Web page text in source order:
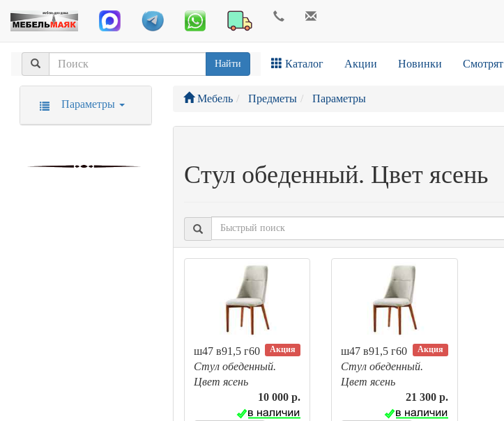
Найти Каталог Акции Новинки Смотрят
Мебель Предметы Параметры
Стул обеденный. Цвет ясень
Акция
ш47 в91,5 г60
Стул обеденный.
Цвет ясень
10 000 р.
Акция
ш47 в91,5 г60
Стул обеденный.
Цвет ясень
21 300 р.
Параметры